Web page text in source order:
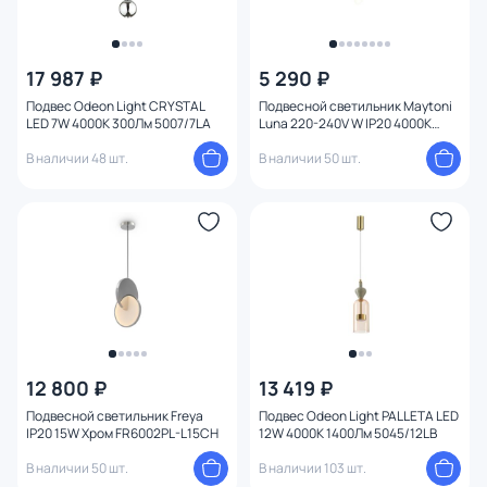
17 987 ₽
Подвес Odeon Light CRYSTAL
LED 7W 4000K 300Лм 5007/7LA
В наличии 48 шт.
5 290 ₽
Подвесной светильник Maytoni
Luna 220-240V W IP20 4000K
В наличии 50 шт.
12 800 ₽
Подвесной светильник Freya
IP20 15W Хром FR6002PL-L15CH
В наличии 50 шт.
13 419 ₽
Подвес Odeon Light PALLETA LED
12W 4000К 1400Лм 5045/12LB
В наличии 103 шт.